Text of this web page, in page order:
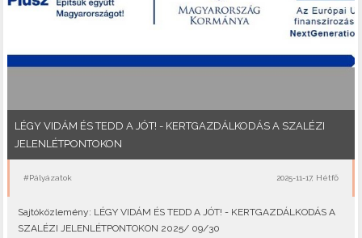
LÉGY VIDÁM ÉS TEDD A JÓT! - KERTGAZDÁLKODÁS A SZALÉZI
JELENLÉTPONTOKON
#Pályázatok 2025-11-17, Hétfő
Sajtóközlemény: LÉGY VIDÁM ÉS TEDD A JÓT! - KERTGAZDÁLKODÁS A
SZALÉZI JELENLÉTPONTOKON 2025/ 09/30